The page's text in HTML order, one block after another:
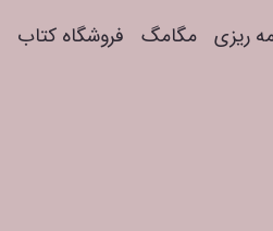
ریزی مگامگ فروشگاه کتاب